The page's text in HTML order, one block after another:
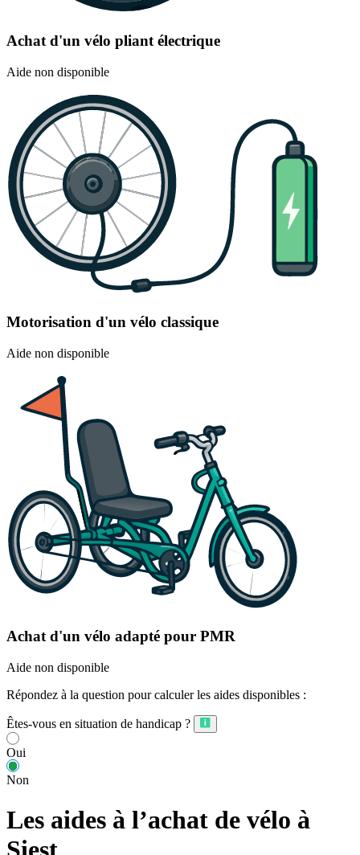
Achat d'un vélo pliant électrique
Aide non disponible
Motorisation d'un vélo classique
Aide non disponible
Achat d'un vélo adapté pour PMR
Aide non disponible
Répondez à la question pour calculer les aides disponibles :
Êtes-vous en situation de handicap ?
Oui
Non
Les aides à l’achat de vélo à
Siest